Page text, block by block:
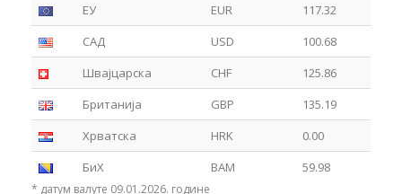
ЕУ
EUR
117.32
САД
USD
100.68
Швајцарска
CHF
125.86
Британија
GBP
135.19
Хрватска
HRK
0.00
БиХ
BAM 59.98
* датум валуте 09.01.2026. године